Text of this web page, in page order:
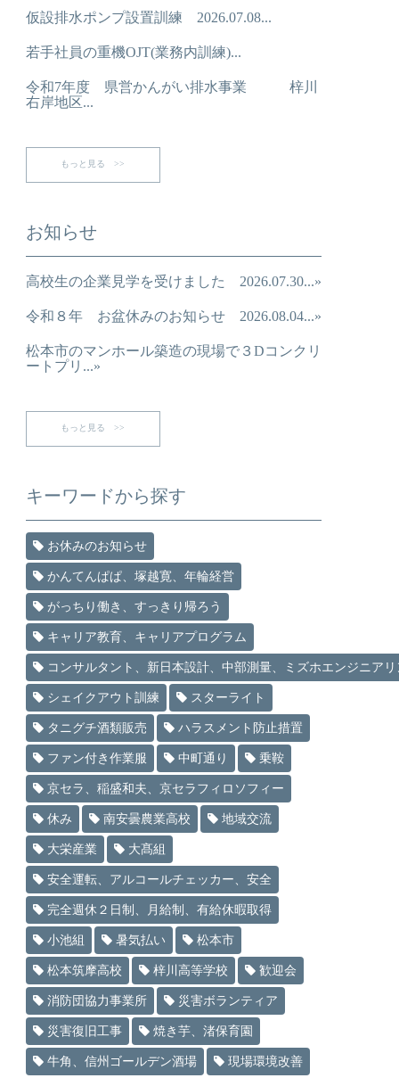
仮設排水ポンプ設置訓練 2026.07.08...
若手社員の重機OJT(業務内訓練)...
令和7年度 県営かんがい排水事業 梓川
右岸地区...
もっと見る >>
お知らせ
高校生の企業見学を受けました 2026.07.30...»
令和８年 お盆休みのお知らせ 2026.08.04...»
松本市のマンホール築造の現場で３Dコンクリ
ートプリ...»
もっと見る >>
キーワードから探す
お休みのお知らせ
かんてんぱぱ、塚越寛、年輪経営
がっちり働き、すっきり帰ろう
キャリア教育、キャリアプログラム
コンサルタント、新日本設計、中部測量、ミズホエンジニアリ
シェイクアウト訓練 スターライト
タニグチ酒類販売 ハラスメント防止措置
ファン付き作業服 中町通り 乗鞍
京セラ、稲盛和夫、京セラフィロソフィー
休み 南安曇農業高校 地域交流
大栄産業 大髙組
安全運転、アルコールチェッカー、安全
完全週休２日制、月給制、有給休暇取得
小池組 暑気払い 松本市
松本筑摩高校 梓川高等学校 歓迎会
消防団協力事業所 災害ボランティア
災害復旧工事 焼き芋、渚保育園
牛角、信州ゴールデン酒場 現場環境改善